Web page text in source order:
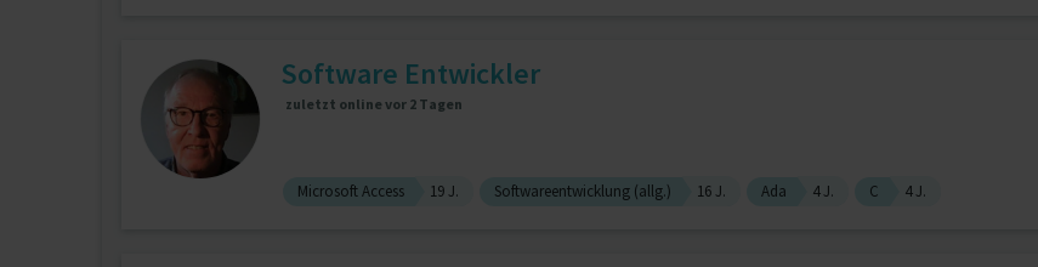
Software Entwickler
zuletzt online vor 2 Tagen
Microsoft Access 19 J. Softwareentwicklung (allg.) 16 J. Ada 4 J. C 4 J.